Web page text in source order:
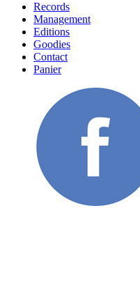
Records
Management
Editions
Goodies
Contact
Panier